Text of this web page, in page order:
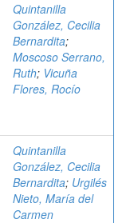
Quintanilla
González, Cecilia
Bernardita;
Moscoso Serrano,
Ruth; Vicuña
Flores, Rocío
Quintanilla
González, Cecilia
Bernardita; Urgilés
Nieto, María del
Carmen